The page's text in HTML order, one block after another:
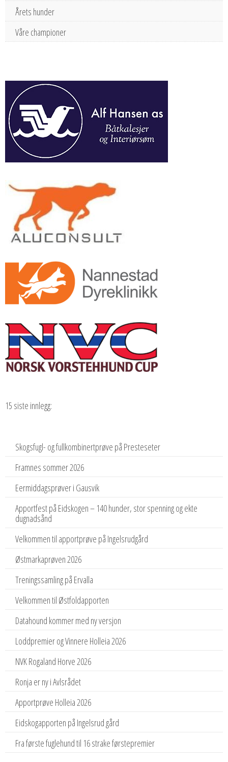
Årets hunder
Våre championer
15 siste innlegg:
Skogsfugl- og fullkombinertprøve på Presteseter
Framnes sommer 2026
Eermiddagsprøver i Gausvik
Apportfest på Eidskogen – 140 hunder, stor spenning og ekte
dugnadsånd
Velkommen til apportprøve på Ingelsrudgård
Østmarkaprøven 2026
Treningssamling på Ervalla
Velkommen til Østfoldapporten
Datahound kommer med ny versjon
Loddpremier og Vinnere Holleia 2026
NVK Rogaland Horve 2026
Ronja er ny i Avlsrådet
Apportprøve Holleia 2026
Eidskogapporten på Ingelsrud gård
Fra første fuglehund til 16 strake førstepremier